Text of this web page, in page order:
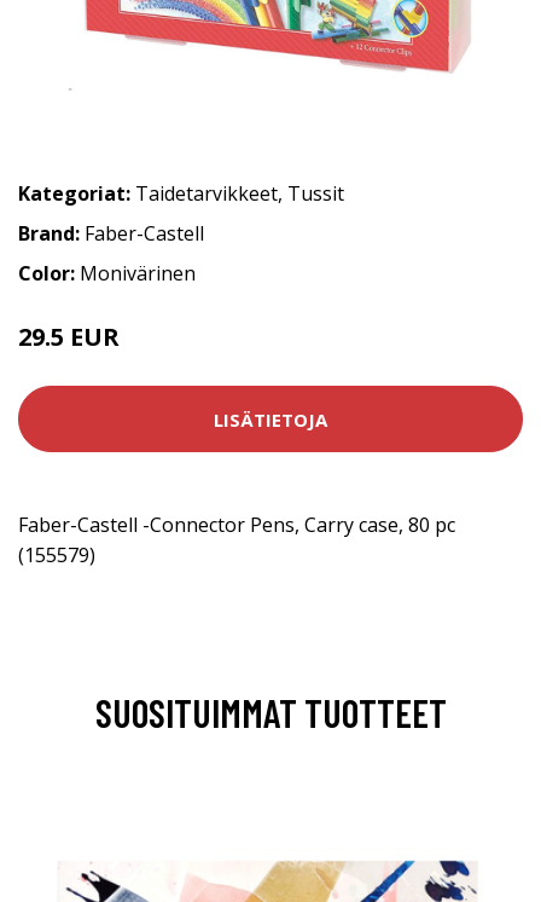
Kategoriat: Taidetarvikkeet, Tussit
Brand: Faber-Castell
Color: Monivärinen
29.5 EUR
LISÄTIETOJA
Faber-Castell -​Connector Pens, Carry case, 80 pc
(155579)
SUOSITUIMMAT TUOTTEET